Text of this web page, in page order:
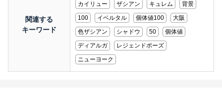
関連する
キーワード
カイリュー
ザシアン キュレム
背景
100
イベルタル 個体値100
大阪
色ザシアン
シャドウ 50
個体値
ディアルガ
レジェンドポーズ
ニューヨーク